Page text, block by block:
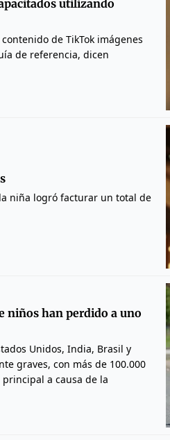
utilizando
de TikTok imágenes
de referencia, dicen
niña logró facturar un total de
niños han perdido a uno
Unidos, India, Brasil y
graves, con más de 100.000
a causa de la